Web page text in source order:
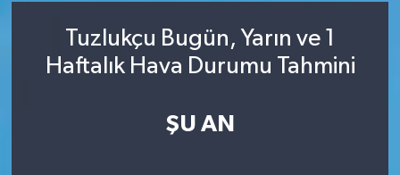
Tuzlukçu Bugün, Yarın ve 1
Haftalık Hava Durumu Tahmini
ŞU AN
Sağlık
Spor
Eskişehir Trafik Yoğunluk Haritası
Süper Lig Puan Durumu ve Fikstür